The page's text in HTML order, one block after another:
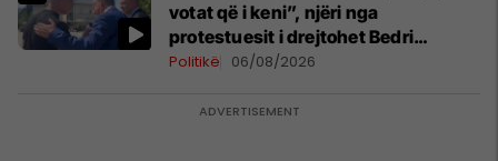
votat që i keni”, njëri nga
protestuesit i drejtohet Bedri
Hamzës
Politikë 06/08/2026